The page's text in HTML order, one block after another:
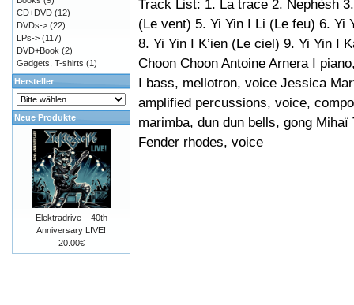
Track List: 1. La trace 2. Nephèsh
(Le vent) 5. Yi Yin I Li (Le feu) 6. Yi
8. Yi Yin I K’ien (Le ciel) 9. Yi Yin I
Choon Choon Antoine Arnera I
I bass, mellotron, voice Jessica
amplified percussions, voice,
marimba, dun dun bells, gong
Fender rhodes, voice
CD+DVD (12)
DVDs-> (22)
LPs-> (117)
DVD+Book (2)
Gadgets, T-shirts (1)
Hersteller
Neue Produkte
Elektradrive – 40th
Anniversary LIVE!
20.00€